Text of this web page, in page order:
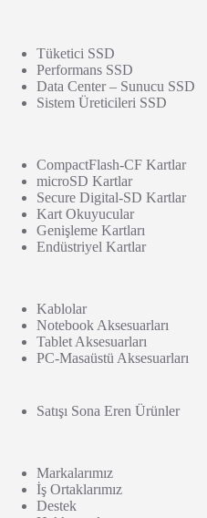
Tüketici SSD
Performans SSD
Data Center – Sunucu SSD
Sistem Üreticileri SSD
CompactFlash-CF Kartlar
microSD Kartlar
Secure Digital-SD Kartlar
Kart Okuyucular
Genişleme Kartları
Endüstriyel Kartlar
Kablolar
Notebook Aksesuarları
Tablet Aksesuarları
PC-Masaüstü Aksesuarları
Satışı Sona Eren Ürünler
Markalarımız
İş Ortaklarımız
Destek